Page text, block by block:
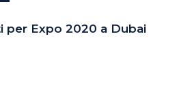
per Expo 2020 a Dubai